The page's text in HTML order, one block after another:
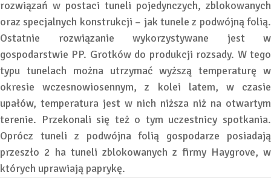
rozwiązań w postaci tuneli pojedynczych, zblokowanych
oraz specjalnych konstrukcji – jak tunele z podwójną folią.
Ostatnie rozwiązanie wykorzystywane jest w
gospodarstwie PP. Grotków do produkcji rozsady. W tego
typu tunelach można utrzymać wyższą temperaturę w
okresie wczesnowiosennym, z kolei latem, w czasie
upałów, temperatura jest w nich niższa niż na otwartym
terenie. Przekonali się też o tym uczestnicy spotkania.
Oprócz tuneli z podwójna folią gospodarze posiadają
przeszło 2 ha tuneli zblokowanych z firmy Haygrove, w
których uprawiają paprykę.